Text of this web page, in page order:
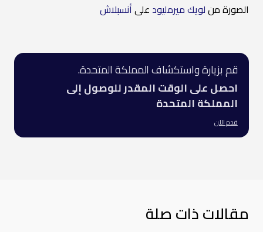
الصورة منلويك ميرمليود علىأنسبلاش
قم بزيارة واستكشاف المملكة المتحدة.
احصل على الوقت المقدر للوصول إلى
المملكة المتحدة
قدم الآن
مقالات ذات صلة